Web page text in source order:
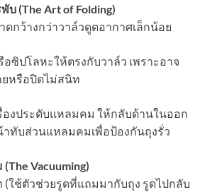
บ (The Art of Folding)
กว้างกว่าวาล์วดูดอากาศเล็กน้อย
ซิปโลหะให้ตรงกับวาล์ว เพราะอาจ
ยหรือปิดไม่สนิท
องประดับแหลมคม ให้กลับด้านในออก
าทับส่วนแหลมคมเพื่อป้องกันถุงรั่ว
Vacuuming)
ใช้ตัวช่วยรูดที่แถมมากับถุง รูดไปกลับ